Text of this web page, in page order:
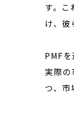
す。
け、
PMF
実際
つ、市